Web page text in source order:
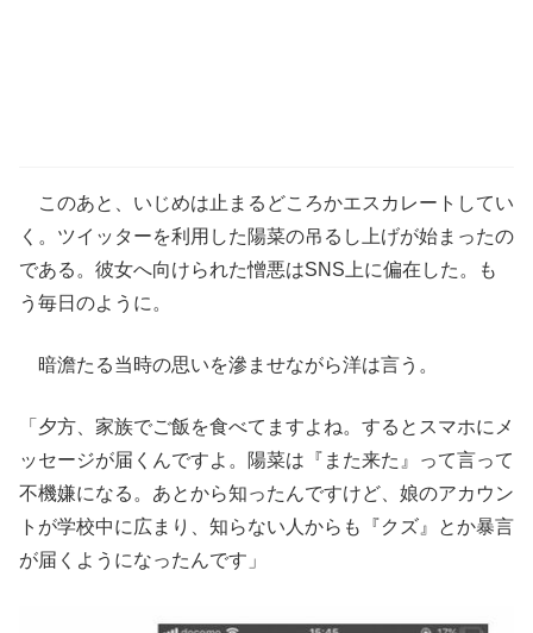
このあと、いじめは止まるどころかエスカレートしてい
く。ツイッターを利用した陽菜の吊るし上げが始まったの
である。彼女へ向けられた憎悪はSNS上に偏在した。も
う毎日のように。
暗澹たる当時の思いを滲ませながら洋は言う。
「夕方、家族でご飯を食べてますよね。するとスマホにメ
ッセージが届くんですよ。陽菜は『また来た』って言って
不機嫌になる。あとから知ったんですけど、娘のアカウン
トが学校中に広まり、知らない人からも『クズ』とか暴言
が届くようになったんです」